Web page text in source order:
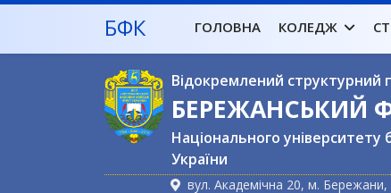
БФК ГОЛОВНА КОЛЕДЖ
Відокремлений структурний
БЕРЕЖАНСЬКИЙ
Національного університету
України
вул. Академічна 20, м. Бережани,